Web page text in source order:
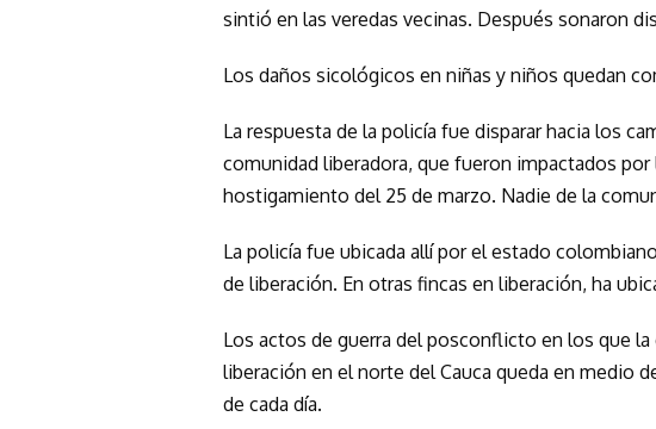
sintió en las veredas vecinas. Después sonaron
Los daños sicológicos en niñas y niños quedan
La respuesta de la policía fue disparar hacia los
comunidad liberadora, que fueron impactados
hostigamiento del 25 de marzo. Nadie de la
La policía fue ubicada allí por el estado
de liberación. En otras fincas en liberación, ha
Los actos de guerra del posconflicto en los que la
liberación en el norte del Cauca queda en medio
de cada día.